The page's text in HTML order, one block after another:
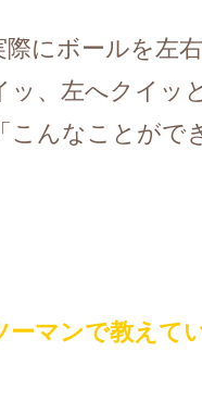
にボールを左
、左へクイッ
んなことがで
マンで教えて